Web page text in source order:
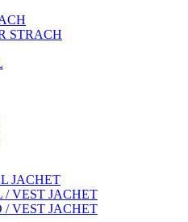
STRACH
JACHET
/ VEST JACHET
/ VEST JACHET